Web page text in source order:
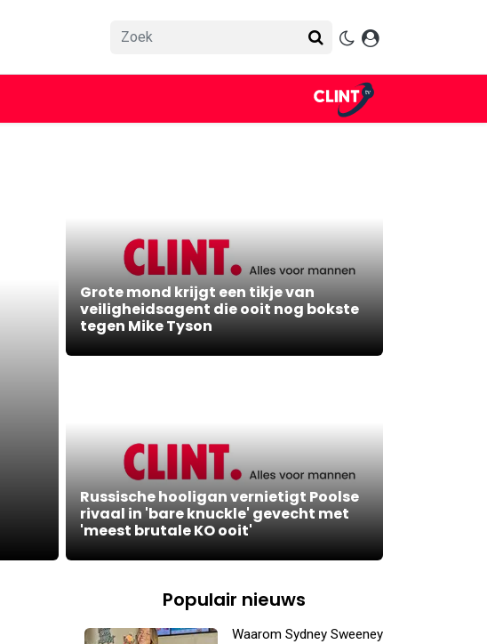
Grote mond krijgt een tikje van
veiligheidsagent die ooit nog bokste
tegen Mike Tyson
Russische hooligan vernietigt Poolse
rivaal in 'bare knuckle' gevecht met
'meest brutale KO ooit'
Populair nieuws
Waarom Sydney Sweeney